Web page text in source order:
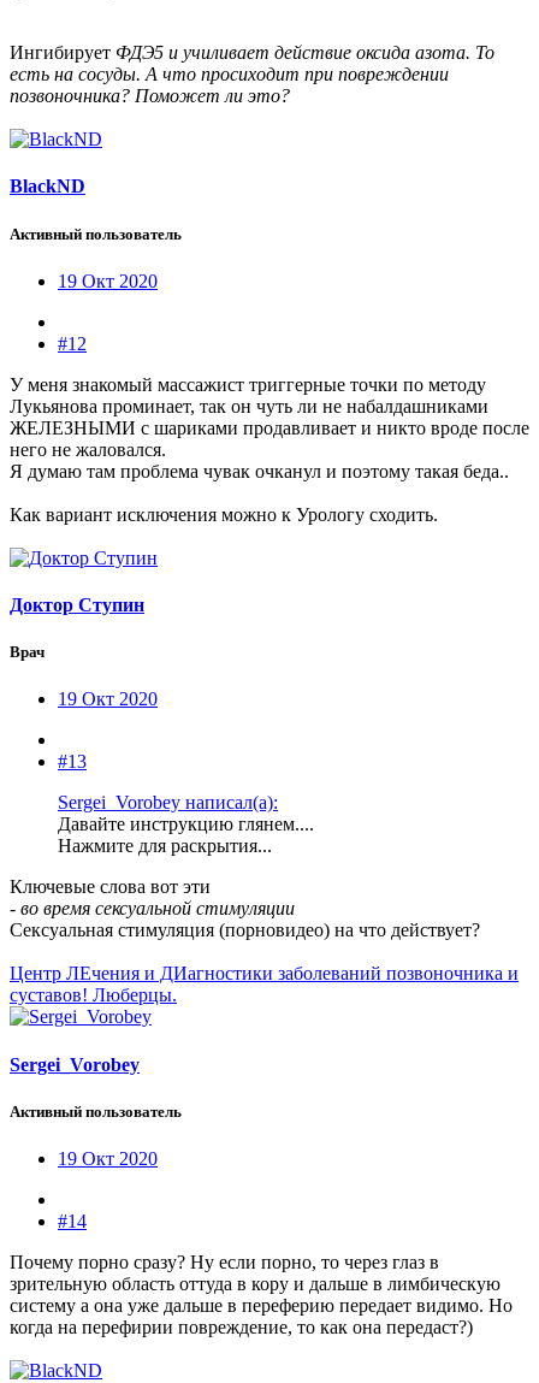
Ингибирует ФДЭ5 и училивает действие оксида азота. То
есть на сосуды. А что просиходит при повреждении
позвоночника? Поможет ли это?
BlackND
Активный пользователь
19 Окт 2020
#12
У меня знакомый массажист триггерные точки по методу
Лукьянова проминает, так он чуть ли не набалдашниками
ЖЕЛЕЗНЫМИ с шариками продавливает и никто вроде после
него не жаловался.
Я думаю там проблема чувак очканул и поэтому такая беда..
Как вариант исключения можно к Урологу сходить.
Доктор Ступин
Врач
19 Окт 2020
#13
Sergei_Vorobey написал(а):
Давайте инструкцию глянем....
Нажмите для раскрытия...
Ключевые слова вот эти
- во время сексуальной стимуляции
Сексуальная стимуляция (порновидео) на что действует?
Центр ЛЕчения и ДИагностики заболеваний позвоночника и
суставов! Люберцы.
Sergei_Vorobey
Активный пользователь
19 Окт 2020
#14
Почему порно сразу? Ну если порно, то через глаз в
зрительную область оттуда в кору и дальше в лимбическую
систему а она уже дальше в переферию передает видимо. Но
когда на перефирии повреждение, то как она передаст?)